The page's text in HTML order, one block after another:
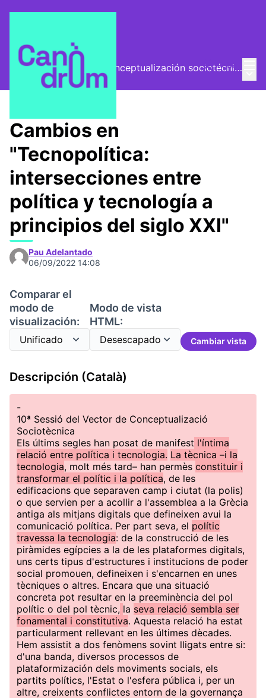
EntraEl Vector (vector de conceptualización sociotécnica)
Encuentros
Cambios en
"Tecnopolítica:
intersecciones entre
política y tecnología a
principios del siglo XXI"
Pau Adelantado
06/09/2022 14:08
Comparar el
modo de
visualización:
Modo de vista
HTML:
Cambiar vista
Descripción (Català)
-
10ª Sessió del Vector de Conceptualizació
Sociotècnica
Els últims segles han posat de manifest l'íntima
relació entre política i tecnologia. La tècnica –i la
tecnologia, molt més tard– han permès constituir i
transformar el polític i la política, de les
edificacions que separaven camp i ciutat (la polis)
o que servien per a acollir a l'assemblea a la Grècia
antiga als mitjans digitals que defineixen avui la
comunicació política. Per part seva, el polític
travessa la tecnologia: de la construcció de les
piràmides egípcies a la de les plataformes digitals,
uns certs tipus d'estructures i institucions de poder
social promouen, defineixen i s'encarnen en unes
tècniques o altres. Encara que una situació
concreta pot resultar en la preeminència del pol
polític o del pol tècnic, la seva relació sembla ser
fonamental i constitutiva. Aquesta relació ha estat
particularment rellevant en les últimes dècades.
Hem assistit a dos fenòmens sovint lligats entre si:
d'una banda, diversos processos de
plataformización dels moviments socials, els
partits polítics, l'Estat o l'esfera pública i, per un
altre, creixents conflictes entorn de la governança